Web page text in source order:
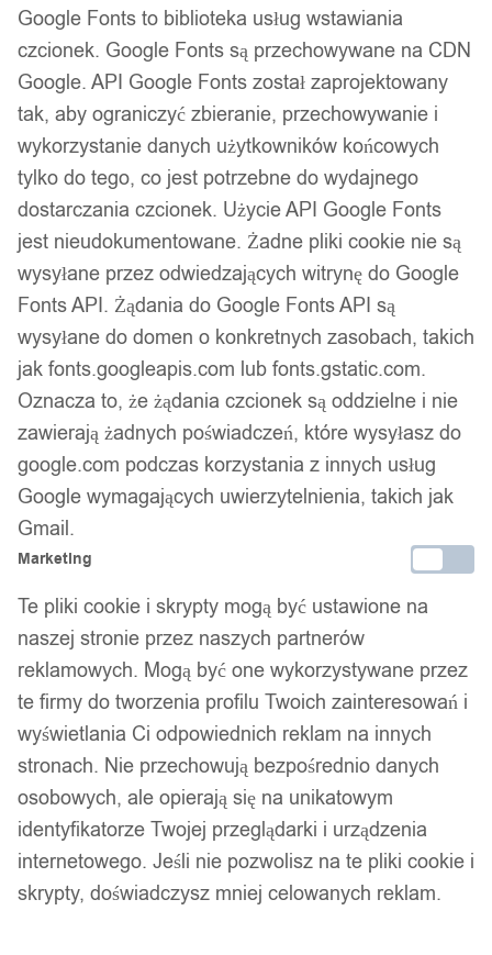
Zamówienia złożone do 14:00 w dni robocze wysyłamy tego
samego dnia.
Bezpieczne płatności
14 dni na zwrot
Gwarancja producenta
Wsparcie w zakupie
Podobne produkty
Produkty, które mogą Cię zainteresować
Google Fonts to biblioteka usług wstawiania
czcionek. Google Fonts są przechowywane na CDN
Google. API Google Fonts został zaprojektowany
tak, aby ograniczyć zbieranie, przechowywanie i
wykorzystanie danych użytkowników końcowych
tylko do tego, co jest potrzebne do wydajnego
dostarczania czcionek. Użycie API Google Fonts
jest nieudokumentowane. Żadne pliki cookie nie są
wysyłane przez odwiedzających witrynę do Google
Fonts API. Żądania do Google Fonts API są
wysyłane do domen o konkretnych zasobach, takich
jak fonts.googleapis.com lub fonts.gstatic.com.
Oznacza to, że żądania czcionek są oddzielne i nie
zawierają żadnych poświadczeń, które wysyłasz do
google.com podczas korzystania z innych usług
Google wymagających uwierzytelnienia, takich jak
Gmail.
Marketing
Te pliki cookie i skrypty mogą być ustawione na
naszej stronie przez naszych partnerów
reklamowych. Mogą być one wykorzystywane przez
te firmy do tworzenia profilu Twoich zainteresowań i
wyświetlania Ci odpowiednich reklam na innych
stronach. Nie przechowują bezpośrednio danych
osobowych, ale opierają się na unikatowym
identyfikatorze Twojej przeglądarki i urządzenia
internetowego. Jeśli nie pozwolisz na te pliki cookie i
skrypty, doświadczysz mniej celowanych reklam.